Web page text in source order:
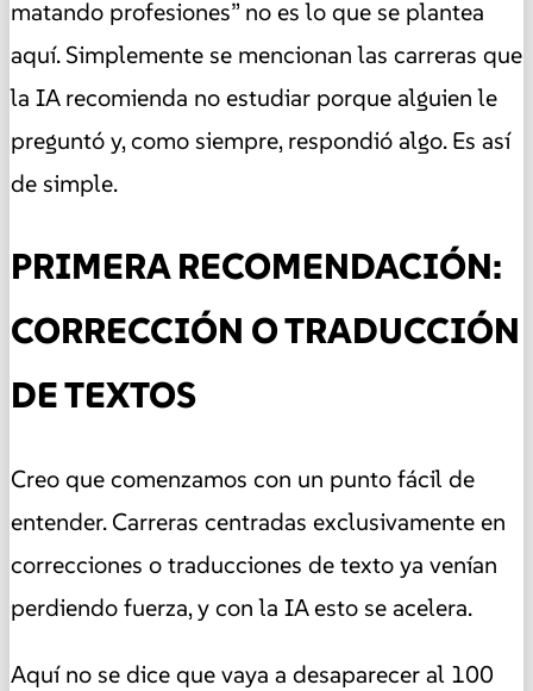
matando profesiones” no es lo que se plantea
aquí. Simplemente se mencionan las carreras que
la IA recomienda no estudiar porque alguien le
preguntó y, como siempre, respondió algo. Es así
de simple.
PRIMERA RECOMENDACIÓN:
CORRECCIÓN O TRADUCCIÓN
DE TEXTOS
Creo que comenzamos con un punto fácil de
entender. Carreras centradas exclusivamente en
correcciones o traducciones de texto ya venían
perdiendo fuerza, y con la IA esto se acelera.
Aquí no se dice que vaya a desaparecer al 100